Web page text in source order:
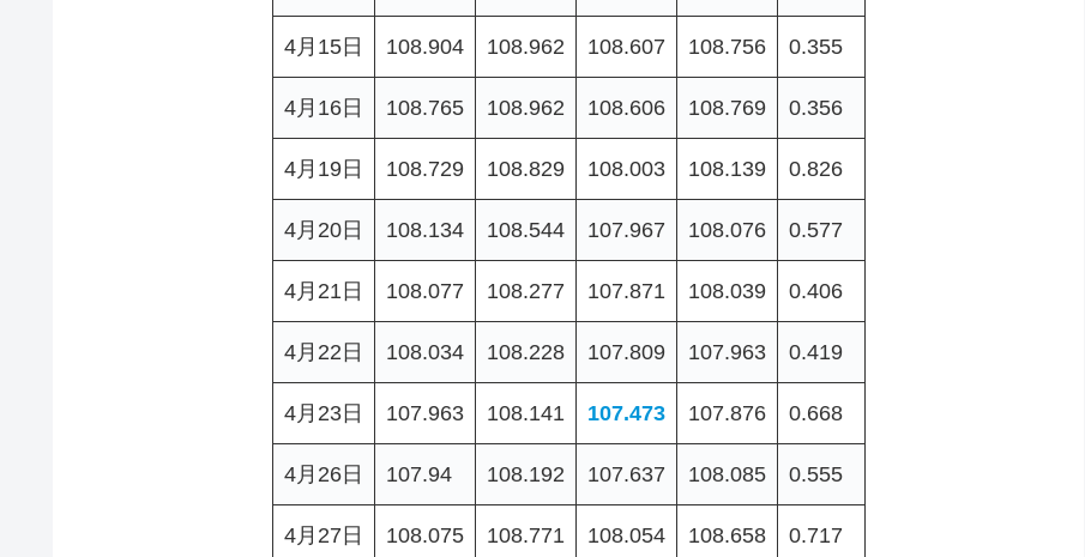
4月15日 108.904 108.962 108.607 108.756 0.355
4月16日 108.765 108.962 108.606 108.769 0.356
4月19日 108.729 108.829 108.003 108.139 0.826
4月20日 108.134 108.544 107.967 108.076 0.577
4月21日 108.077 108.277 107.871 108.039 0.406
4月22日 108.034 108.228 107.809 107.963 0.419
4月23日 107.963 108.141 107.473 107.876 0.668
4月26日 107.94 108.192 107.637 108.085 0.555
4月27日 108.075 108.771 108.054 108.658 0.717